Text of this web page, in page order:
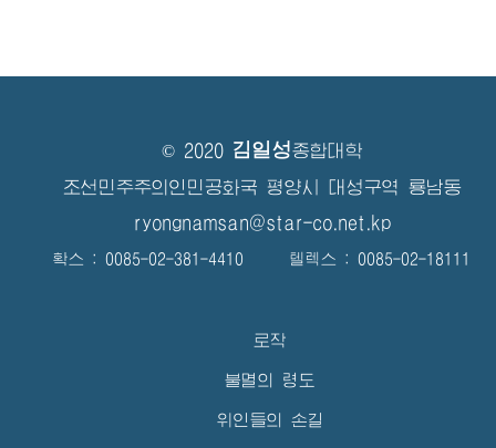
© 2020 김일성종합대학
조선민주주의인민공화국 평양시 대성구역 룡남동
ryongnamsan@star-co.net.kp
확스 : 0085-02-381-4410 텔렉스 : 0085-02-18111
로작
불멸의 령도
위인들의 손길